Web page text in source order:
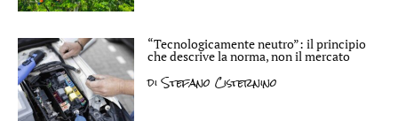
“Tecnologicamente neutro”: il principio
che descrive la norma, non il mercato
diStefano Cisternino